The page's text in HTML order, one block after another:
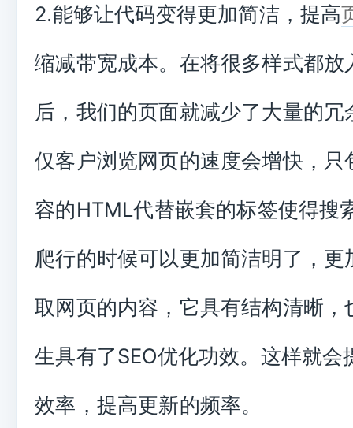
2.能够让代码变得更加简洁，提高
缩减带宽成本。在将很多样式都放
后，我们的页面就减少了大量的冗
仅客户浏览网页的速度会增快，只
容的HTML代替嵌套的标签使得搜
爬行的时候可以更加简洁明了，更
取网页的内容，它具有结构清晰，
生具有了SEO优化功效。这样就会
效率，提高更新的频率。